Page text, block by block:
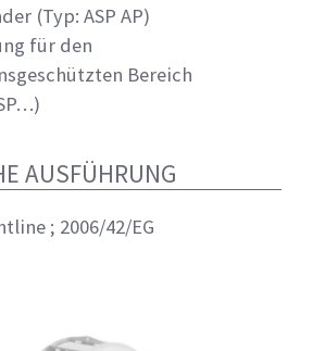
(Typ: ASP AP)
für den
Bereich
AUSFÜHRUNG
; 2006/42/EG